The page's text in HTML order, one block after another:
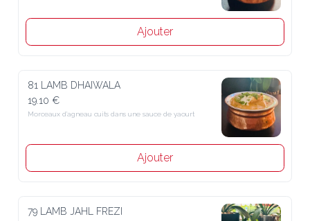
Ajouter
81 LAMB DHAIWALA
19.10 €
Morceaux d’agneau cuits dans une sauce de yaourt
Ajouter
79 LAMB JAHL FREZI